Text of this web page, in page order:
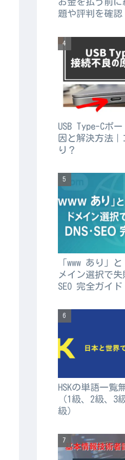
題や評判を確認
USB Type-Cポ
因と解決方法
り？
「www あり」
メイン選択で失
SEO 完全ガイド
HSKの単語一覧
（1級、2級、3
級）